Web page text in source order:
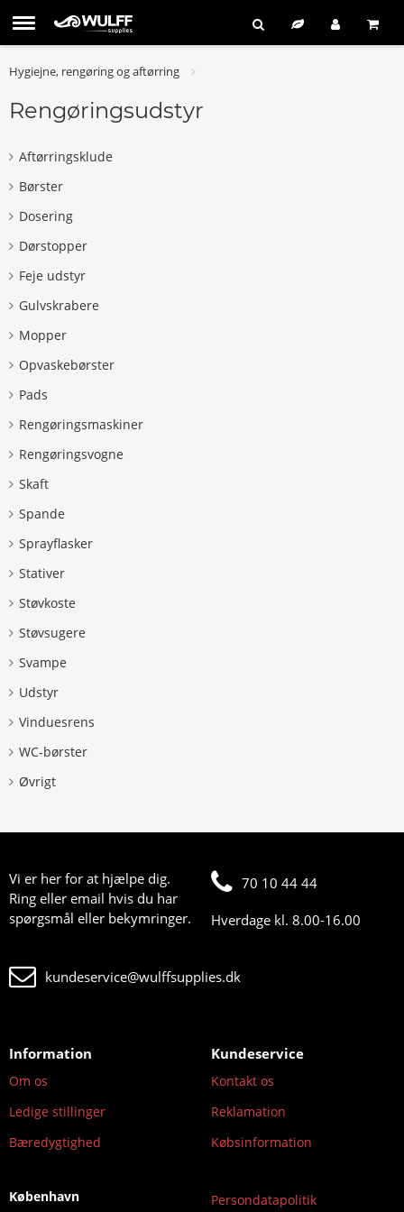
Hygiejne, rengøring og aftørring
Rengøringsudstyr
Aftørringsklude
Børster
Dosering
Dørstopper
Feje udstyr
Gulvskrabere
Mopper
Opvaskebørster
Pads
Rengøringsmaskiner
Rengøringsvogne
Skaft
Spande
Sprayflasker
Stativer
Støvkoste
Støvsugere
Svampe
Udstyr
Vinduesrens
WC-børster
Øvrigt
Vi er her for at hjælpe dig.
Ring eller email hvis du har
spørgsmål eller bekymringer.
70 10 44 44
Hverdage kl. 8.00-16.00
kundeservice@wulffsupplies.dk
Information
Om os
Ledige stillinger
Bæredygtighed
Kundeservice
Kontakt os
Reklamation
Købsinformation
København Persondatapolitik